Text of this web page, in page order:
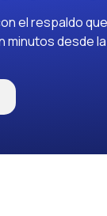
el respaldo
minutos desde